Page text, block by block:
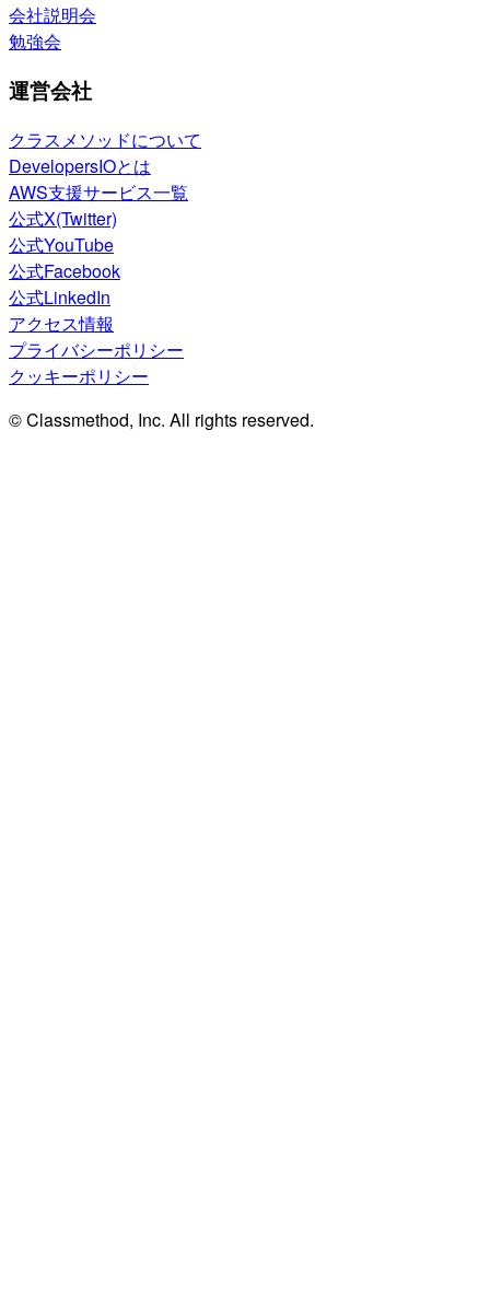
会社説明会
勉強会
運営会社
クラスメソッドについて
DevelopersIOとは
AWS支援サービス一覧
公式X(Twitter)
公式YouTube
公式Facebook
公式LinkedIn
アクセス情報
プライバシーポリシー
クッキーポリシー
© Classmethod, Inc. All rights reserved.